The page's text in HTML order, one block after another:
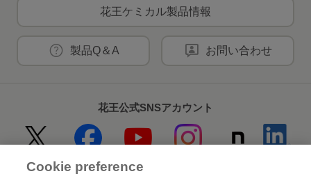
花王ケミカル製品情報
製品Q＆A お問い合わせ
花王公式SNSアカウント
Cookie preference